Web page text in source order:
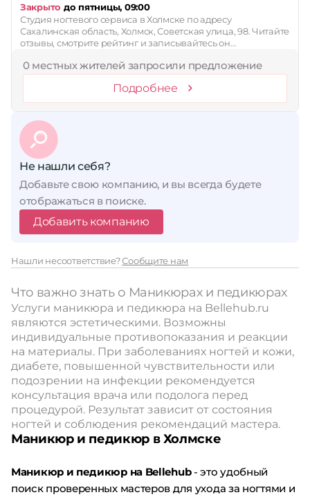
Закрыто до пятницы, 09:00
Студия ногтевого сервиса в Холмске по адресу
Сахалинская область, Холмск, Советская улица, 98. Читайте
отзывы, смотрите рейтинг и записывайтесь он…
0 местных жителей запросили предложение
Подробнее
Не нашли себя?
Добавьте свою компанию, и вы всегда будете
отображаться в поиске.
Добавить компанию
Нашли несоответствие?Сообщите нам
Что важно знать о Маникюрах и педикюрах
Услуги маникюра и педикюра на Bellehub.ru
являются эстетическими. Возможны
индивидуальные противопоказания и реакции
на материалы. При заболеваниях ногтей и кожи,
диабете, повышенной чувствительности или
подозрении на инфекции рекомендуется
консультация врача или подолога перед
процедурой. Результат зависит от состояния
ногтей и соблюдения рекомендаций мастера.
Маникюр и педикюр в Холмске
Маникюр и педикюр на Bellehub- это удобный
поиск проверенных мастеров для ухода за ногтями и